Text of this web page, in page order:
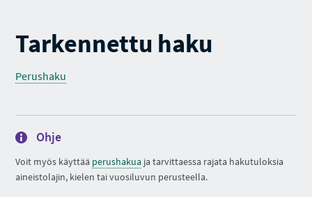
Tarkennettu haku
Perushaku
Ohje
Voit myös käyttää perushakua ja tarvittaessa rajata hakutuloksia
aineistolajin, kielen tai vuosiluvun perusteella.